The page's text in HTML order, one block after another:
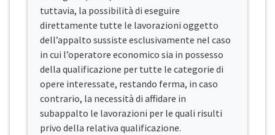
tuttavia, la possibilità di eseguire
direttamente tutte le lavorazioni oggetto
dell’appalto sussiste esclusivamente nel caso
in cui l’operatore economico sia in possesso
della qualificazione per tutte le categorie di
opere interessate, restando ferma, in caso
contrario, la necessità di affidare in
subappalto le lavorazioni per le quali risulti
privo della relativa qualificazione.